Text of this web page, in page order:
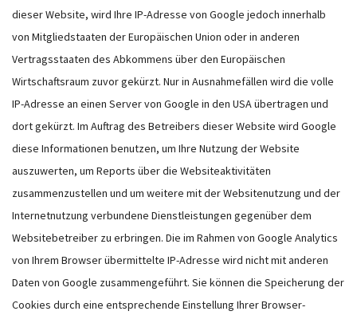
dieser Website, wird Ihre IP-Adresse von Google jedoch innerhalb
von Mitgliedstaaten der Europäischen Union oder in anderen
Vertragsstaaten des Abkommens über den Europäischen
Wirtschaftsraum zuvor gekürzt. Nur in Ausnahmefällen wird die volle
IP-Adresse an einen Server von Google in den USA übertragen und
dort gekürzt. Im Auftrag des Betreibers dieser Website wird Google
diese Informationen benutzen, um Ihre Nutzung der Website
auszuwerten, um Reports über die Websiteaktivitäten
zusammenzustellen und um weitere mit der Websitenutzung und der
Internetnutzung verbundene Dienstleistungen gegenüber dem
Websitebetreiber zu erbringen. Die im Rahmen von Google Analytics
von Ihrem Browser übermittelte IP-Adresse wird nicht mit anderen
Daten von Google zusammengeführt. Sie können die Speicherung der
Cookies durch eine entsprechende Einstellung Ihrer Browser-